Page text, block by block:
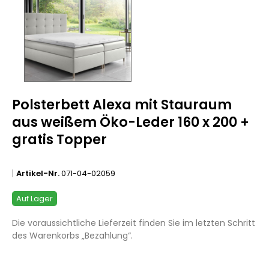
Polsterbett Alexa mit Stauraum
aus weißem Öko-Leder 160 x 200 +
gratis Topper
Artikel-Nr.071-04-02059
Auf Lager
Die voraussichtliche Lieferzeit finden Sie im letzten Schritt
des Warenkorbs „Bezahlung“.